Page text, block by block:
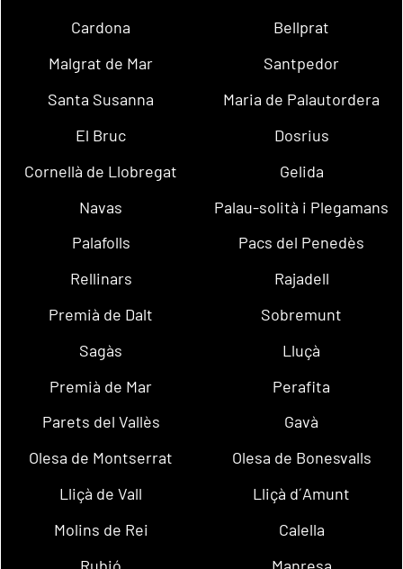
Cardona
Bellprat
Malgrat de Mar
Santpedor
Santa Susanna
Maria de Palautordera
El Bruc
Dosrius
Cornellà de Llobregat
Gelida
Navas
Palau-solità i Plegamans
Palafolls
Pacs del Penedès
Rellinars
Rajadell
Premià de Dalt
Sobremunt
Sagàs
Lluçà
Premià de Mar
Perafita
Parets del Vallès
Gavà
Olesa de Montserrat
Olesa de Bonesvalls
Lliçà de Vall
Lliçà d´Amunt
Molins de Rei
Calella